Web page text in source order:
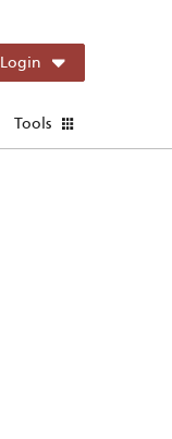
Login
Tools